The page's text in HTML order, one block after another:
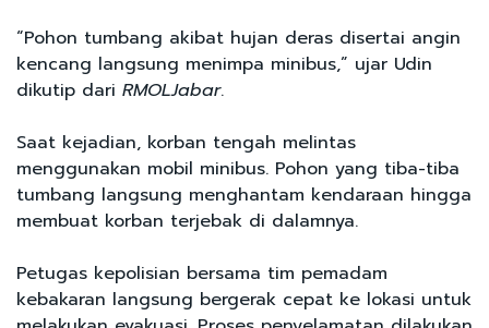
“Pohon tumbang akibat hujan deras disertai angin
kencang langsung menimpa minibus,” ujar Udin
dikutip dari RMOLJabar.
Saat kejadian, korban tengah melintas
menggunakan mobil minibus. Pohon yang tiba-tiba
tumbang langsung menghantam kendaraan hingga
membuat korban terjebak di dalamnya.
Petugas kepolisian bersama tim pemadam
kebakaran langsung bergerak cepat ke lokasi untuk